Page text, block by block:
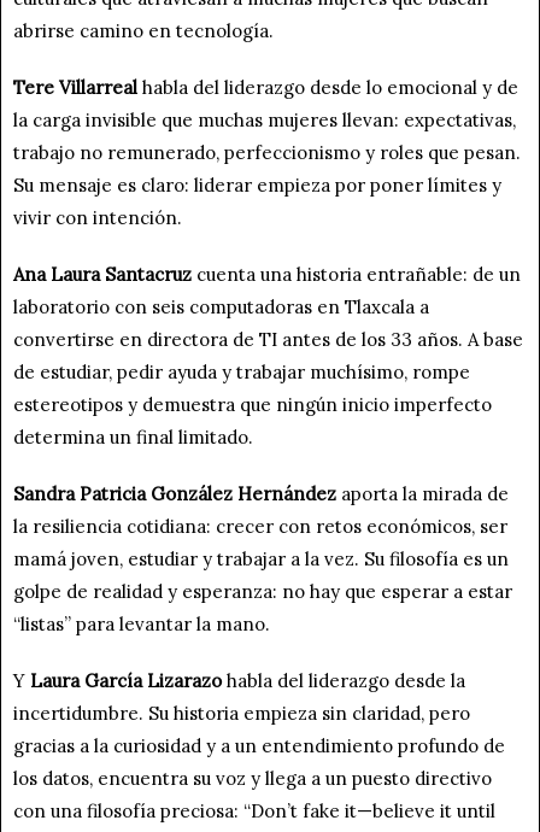
abrirse camino en tecnología.
Tere Villarreal habla del liderazgo desde lo emocional y de
la carga invisible que muchas mujeres llevan: expectativas,
trabajo no remunerado, perfeccionismo y roles que pesan.
Su mensaje es claro: liderar empieza por poner límites y
vivir con intención.
Ana Laura Santacruz cuenta una historia entrañable: de un
laboratorio con seis computadoras en Tlaxcala a
convertirse en directora de TI antes de los 33 años. A base
de estudiar, pedir ayuda y trabajar muchísimo, rompe
estereotipos y demuestra que ningún inicio imperfecto
determina un final limitado.
Sandra Patricia González Hernández aporta la mirada de
la resiliencia cotidiana: crecer con retos económicos, ser
mamá joven, estudiar y trabajar a la vez. Su filosofía es un
golpe de realidad y esperanza: no hay que esperar a estar
“listas” para levantar la mano.
Y Laura García Lizarazohabla del liderazgo desde la
incertidumbre. Su historia empieza sin claridad, pero
gracias a la curiosidad y a un entendimiento profundo de
los datos, encuentra su voz y llega a un puesto directivo
con una filosofía preciosa: “Don’t fake it—believe it until